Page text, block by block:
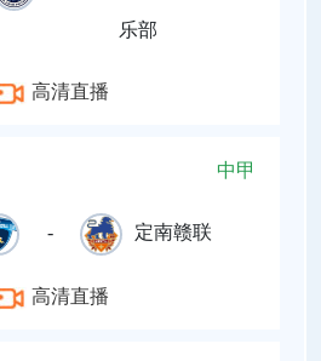
乐部
高清直播
中甲
- 定南赣联
高清直播